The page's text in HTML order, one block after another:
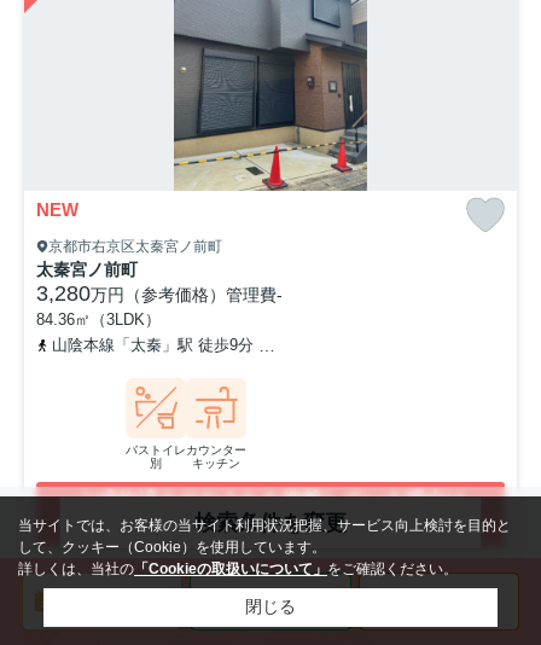
NEW
京都市右京区太秦宮ノ前町
太秦宮ノ前町
3,280万円（参考価格） 管理費-
84.36㎡（3LDK）
山陰本線「太秦」駅 徒歩9分
バストイレ
別
カウンター
キッチン
ご成約済みのおうちを掲載している理由は
こちらをご確認ください
ご成約済み
検索条件を変更
当サイトでは、お客様の当サイト利用状況把握、サービス向上検討を目的と
して、クッキー（Cookie）を使用しています。
詳しくは、当社の 「Cookieの取扱いについて」をご確認ください。
閉じる